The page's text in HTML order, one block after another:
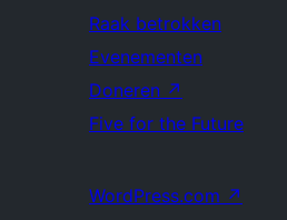
Raak betrokken
Evenementen
Doneren ↗
Five for the Future
WordPress.com ↗